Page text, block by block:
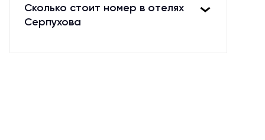
красивом месте, получить хороший
сервис и оставить только
положительный отзыв.
Сколько стоит номер в отелях
Серпухова